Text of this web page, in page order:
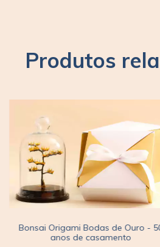
Produtos
Bonsai Origami Bodas de Ouro -
anos de casamento